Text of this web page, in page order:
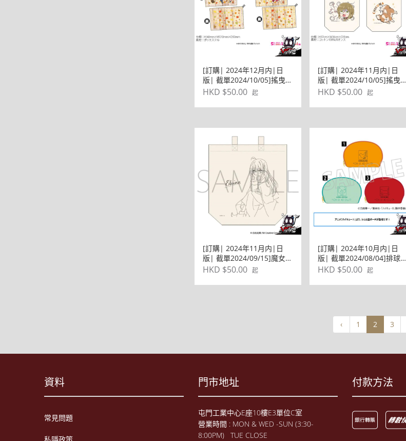
[訂購| 2024年12月内|日
版| 截單2024/10/05]搖曳露
營△ SEASON3 ぷちちょこ
HKD $50.00 起
[訂購| 2024年11月内|日
版| 截單2024/10/05]搖曳露
營△ SEASON3 ぷちちょこ
HKD $50.00 起
[訂購| 2024年11月内|日
版| 截單2024/09/15]魔女之
旅 環保BAG包
HKD $50.00 起
[訂購| 2024年10月内|日
版| 截單2024/08/04]排球少
年!! シェル型小袋 (共3款)
HKD $50.00 起
‹ 1 2 3
資料
常見問題
門市地址
屯門工業中心E座10樓E3單位C室
營業時間 : MON & WED -SUN (3:30-
8:00PM) TUE CLOSE
付款方法